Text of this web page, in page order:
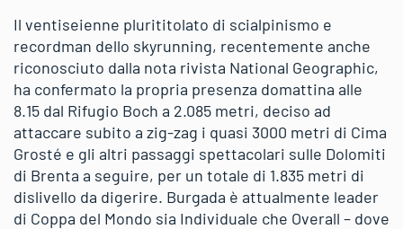
Il ventiseienne plurititolato di scialpinismo e
recordman dello skyrunning, recentemente anche
riconosciuto dalla nota rivista National Geographic,
ha confermato la propria presenza domattina alle
8.15 dal Rifugio Boch a 2.085 metri, deciso ad
attaccare subito a zig-zag i quasi 3000 metri di Cima
Grosté e gli altri passaggi spettacolari sulle Dolomiti
di Brenta a seguire, per un totale di 1.835 metri di
dislivello da digerire. Burgada è attualmente leader
di Coppa del Mondo sia Individuale che Overall – dove